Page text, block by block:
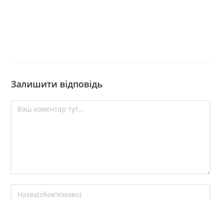
Залишити відповідь